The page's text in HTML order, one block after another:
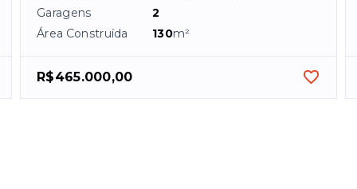
Garagens
2
Área Construída
130m²
R$465.000,00